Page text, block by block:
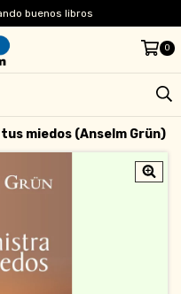
buenos libros
0
miedos (Anselm Grün)